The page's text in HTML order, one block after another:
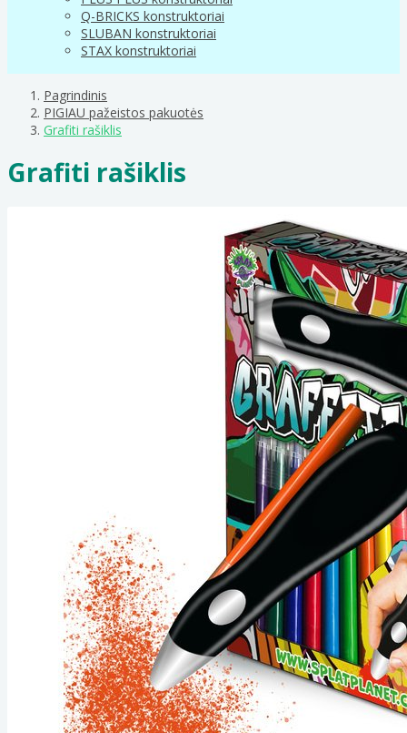
Q-BRICKS konstruktoriai
SLUBAN konstruktoriai
STAX konstruktoriai
Pagrindinis
PIGIAU pažeistos pakuotės
Grafiti rašiklis
Grafiti rašiklis